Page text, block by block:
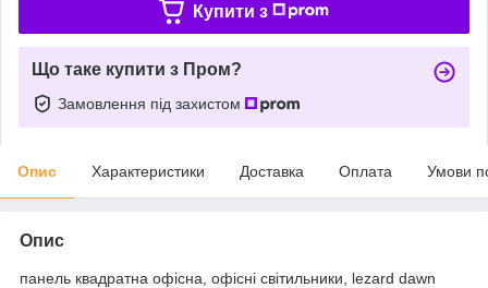
Купити з
Що таке купити з Пром?
Замовлення під захистом
Опис Характеристики Доставка Оплата Умови
Опис
панель квадратна офісна, офісні світильники, lezard dawn